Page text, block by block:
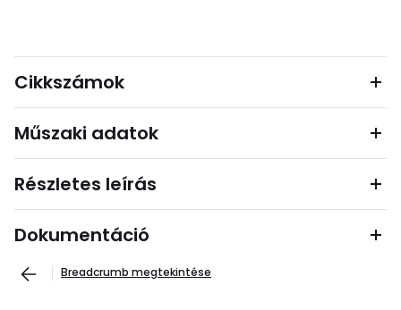
Cikkszámok
Műszaki adatok
Részletes leírás
Dokumentáció
Breadcrumb megtekintése